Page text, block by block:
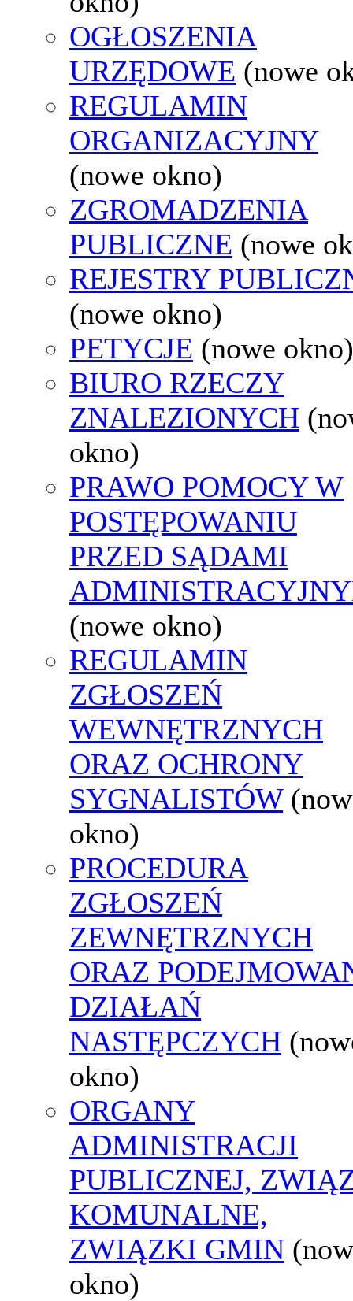
OGŁOSZENIA
URZĘDOWE (nowe
REGULAMIN
ORGANIZACYJNY
(nowe okno)
ZGROMADZENIA
PUBLICZNE (nowe
REJESTRY
(nowe okno)
PETYCJE (nowe okno)
BIURO RZECZY
ZNALEZIONYCH
okno)
PRAWO POMOCY W
POSTĘPOWANIU
PRZED SĄDAMI
(nowe okno)
REGULAMIN
ZGŁOSZEŃ
WEWNĘTRZNYCH
ORAZ OCHRONY
SYGNALISTÓW
okno)
PROCEDURA
ZGŁOSZEŃ
ZEWNĘTRZNYCH
ORAZ
DZIAŁAŃ
NASTĘPCZYCH
okno)
ORGANY
ADMINISTRACJI
PUBLICZNEJ,
KOMUNALNE,
ZWIĄZKI GMIN
okno)